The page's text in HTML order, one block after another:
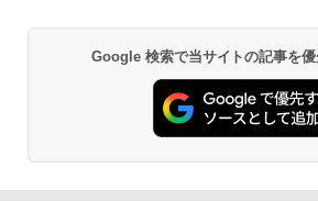
プロダクトコード
【純正品】Xbox ワ
￥7,681
劇場版「鬼滅の刃
窩座再来 通常版
￥3,523
Google 検索で当サイトの記事を